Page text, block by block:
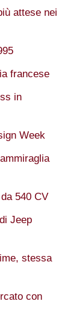
attese nei
francese
in
Week
540 CV
Jeep
stessa
con